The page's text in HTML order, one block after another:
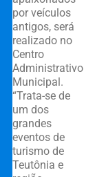
por veículos
antigos, será
realizado no
Centro
Administrativo
Municipal.
“Trata-se de
um dos
grandes
eventos de
turismo de
Teutônia e